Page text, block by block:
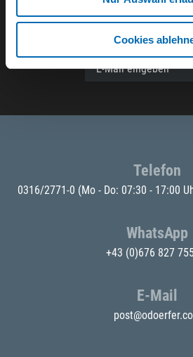
Cookies
E-Mail eingeben
Telefon
0316/2771-0 (Mo - Do: 07:30 - 17:00
WhatsApp
+43 (0)676 827
E-Mail